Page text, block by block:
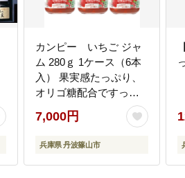
カンピー いちご ジャ
ム 280ｇ 1ケース（6本
入） 果実感たっぷり、
オリゴ糖配合ですっき
り爽やか。毎朝が楽し
みになるジャム。
7,000円
兵庫県 丹波篠山市